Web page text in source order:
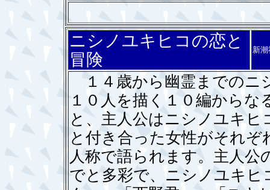
ニシノユキヒコの恋と
冒険
新潮
１４歳から幽霊までのニ
１０人を描く１０編から
と、主人公はニシノユキ
と付き合った女性がそれ
人称で語られます。主人公
でと多彩で、ニシノユキ